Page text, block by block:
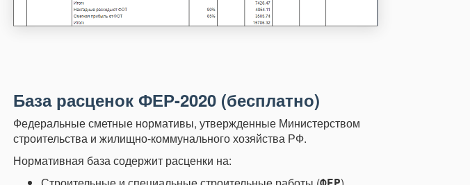
База расценок ФЕР-2020 (бесплатно)
Федеральные сметные нормативы, утвержденные Министерством
строительства и жилищно-коммунального хозяйства РФ.
Нормативная база содержит расценки на: